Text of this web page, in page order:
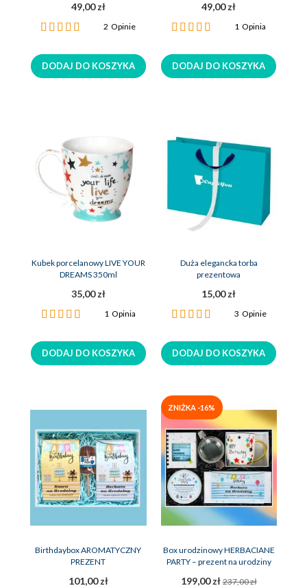
49,00 zł
Ocena:
2Opinie
DODAJ DO KOSZYKA
49,00 zł
Ocena:
1Opinia
DODAJ DO KOSZYKA
Kubek porcelanowy LIVE YOUR
DREAMS 350ml
35,00 zł
Ocena:
1 Opinia
DODAJ DO KOSZYKA
Duża elegancka torba
prezentowa
15,00 zł
Ocena:
3 Opinie
DODAJ DO KOSZYKA
Birthdaybox AROMATYCZNY
PREZENT
101,00 zł
ZNIŻKA -16%
Box urodzinowy HERBACIANE
PARTY – prezent na urodziny
199,00 zł 237,00 zł